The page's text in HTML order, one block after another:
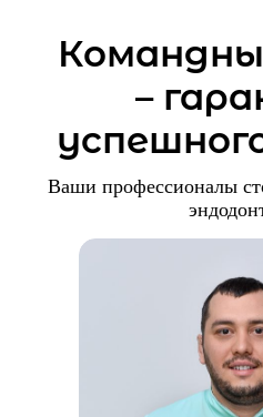
–
Ваши профессионалы